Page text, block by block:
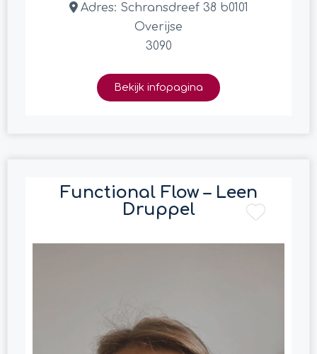
Adres: Schransdreef 38 b0101
Overijse
3090
Bekijk infopagina
Functional Flow – Leen
Druppel